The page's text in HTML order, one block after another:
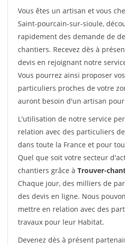
Vous êtes un artisan et vous
Saint-pourcain-sur-sioule,
rapidement des demande de
chantiers. Recevez dès à
devis en rejoignant notre
Vous pourrez ainsi proposer
particuliers proches de votre
auront besoin d'un artisan
L'utilisation de notre service
relation avec des particuliers
dans toute la France et pour
Quel que soit votre secteur
chantiers grâce à Trouver-
Chaque jour, des milliers de
des devis en ligne. Nous
mettre en relation avec des
travaux pour leur Habitat.
Devenez dès à présent